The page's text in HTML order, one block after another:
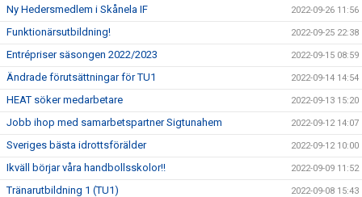
Ny Hedersmedlem i Skånela IF 2022-09-26 11:56
Funktionärsutbildning! 2022-09-25 22:38
Entrépriser säsongen 2022/2023 2022-09-15 08:59
Ändrade förutsättningar för TU1 2022-09-14 14:54
HEAT söker medarbetare 2022-09-13 15:20
Jobb ihop med samarbetspartner Sigtunahem 2022-09-12 14:07
Sveriges bästa idrottsförälder 2022-09-12 10:00
Ikväll börjar våra handbollsskolor!! 2022-09-09 11:52
Tränarutbildning 1 (TU1) 2022-09-08 15:43